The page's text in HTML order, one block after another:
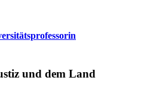
und dem Land